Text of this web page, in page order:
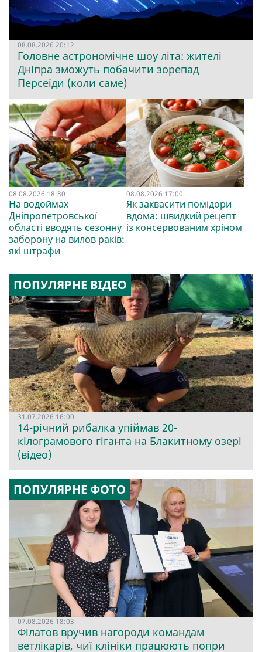
08.08.2026 20:12
Головне астрономічне шоу літа: жителі
Дніпра зможуть побачити зорепад
Персеїди (коли саме)
08.08.2026 18:30
На водоймах
Дніпропетровської
області вводять сезонну
заборону на вилов раків:
які штрафи
08.08.2026 17:00
Як заквасити помідори
вдома: швидкий рецепт
із консервованим хріном
ПОПУЛЯРНЕ ВІДЕО
31.07.2026 16:00
14-річний рибалка упіймав 20-
кілограмового гіганта на Блакитному озері
(відео)
ПОПУЛЯРНЕ ФОТО
07.08.2026 18:03
Філатов вручив нагороди командам
ветлікарів, чиї клініки працюють попри